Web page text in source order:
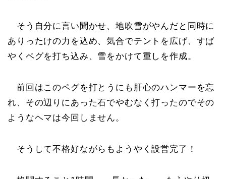
そう自分に言い聞かせ、地吹雪がやんだと同時に
ありったけの力を込め、気合でテントを広げ、すば
やくペグを打ち込み、雪をかけて重しを作成。
前回はこのペグを打とうにも肝心のハンマーを忘
れ、その辺りにあった石でやむなく打ったのでその
ようなヘマは今回しません。
そうして不格好ながらもようやく設営完了！